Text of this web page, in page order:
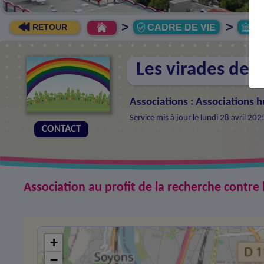
RETOUR > CADRE DE VIE >
Les virades de
Associations :Associations
Service mis à jour le lundi 28 avril
CONTACT
Association au profit de la recherche contre
+
−